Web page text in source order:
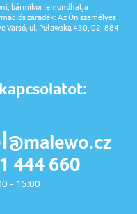
@malewo.cz
444 660
- 15:00
bármikor lemondhatja
záradék: Az Ön személyes
Varsó, ul. Puławska 430, 02-884